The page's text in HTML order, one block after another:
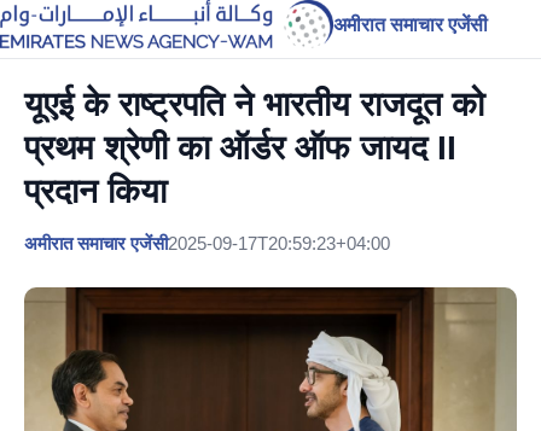
अमीरात समाचार एजेंसी
यूएई के राष्ट्रपति ने भारतीय राजदूत को
प्रथम श्रेणी का ऑर्डर ऑफ जायद II
प्रदान किया
अमीरात समाचार एजेंसी2025-09-17T20:59:23+04:00